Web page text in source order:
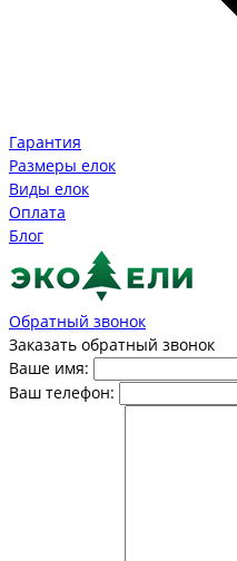
Гарантия
Размеры елок
Виды елок
Оплата
Блог
Обратный звонок
Заказать обратный звонок
Ваше имя:
Ваш телефон: